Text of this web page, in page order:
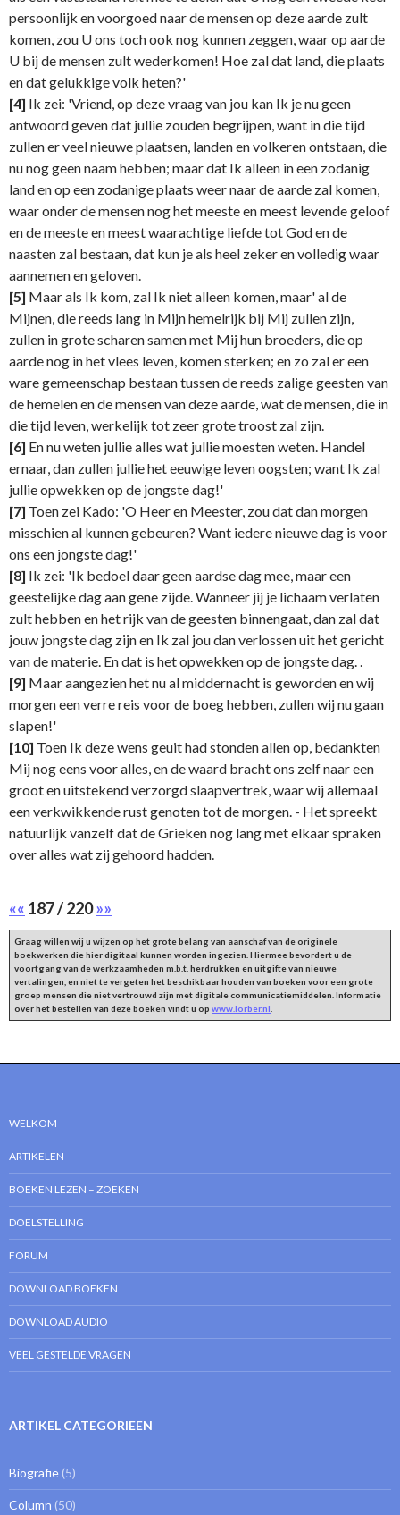
persoonlijk en voorgoed naar de mensen op deze aarde zult
komen, zou U ons toch ook nog kunnen zeggen, waar op aarde
U bij de mensen zult wederkomen! Hoe zal dat land, die plaats
en dat gelukkige volk heten?'
[4] Ik zei: 'Vriend, op deze vraag van jou kan Ik je nu geen
antwoord geven dat jullie zouden begrijpen, want in die tijd
zullen er veel nieuwe plaatsen, landen en volkeren ontstaan, die
nu nog geen naam hebben; maar dat Ik alleen in een zodanig
land en op een zodanige plaats weer naar de aarde zal komen,
waar onder de mensen nog het meeste en meest levende geloof
en de meeste en meest waarachtige liefde tot God en de
naasten zal bestaan, dat kun je als heel zeker en volledig waar
aannemen en geloven.
[5] Maar als Ik kom, zal Ik niet alleen komen, maar' al de
Mijnen, die reeds lang in Mijn hemelrijk bij Mij zullen zijn,
zullen in grote scharen samen met Mij hun broeders, die op
aarde nog in het vlees leven, komen sterken; en zo zal er een
ware gemeenschap bestaan tussen de reeds zalige geesten van
de hemelen en de mensen van deze aarde, wat de mensen, die in
die tijd leven, werkelijk tot zeer grote troost zal zijn.
[6] En nu weten jullie alles wat jullie moesten weten. Handel
ernaar, dan zullen jullie het eeuwige leven oogsten; want Ik zal
jullie opwekken op de jongste dag!'
[7] Toen zei Kado: 'O Heer en Meester, zou dat dan morgen
misschien al kunnen gebeuren? Want iedere nieuwe dag is voor
ons een jongste dag!'
[8] Ik zei: 'Ik bedoel daar geen aardse dag mee, maar een
geestelijke dag aan gene zijde. Wanneer jij je lichaam verlaten
zult hebben en het rijk van de geesten binnengaat, dan zal dat
jouw jongste dag zijn en Ik zal jou dan verlossen uit het gericht
van de materie. En dat is het opwekken op de jongste dag. .
[9] Maar aangezien het nu al middernacht is geworden en wij
morgen een verre reis voor de boeg hebben, zullen wij nu gaan
slapen!'
[10] Toen Ik deze wens geuit had stonden allen op, bedankten
Mij nog eens voor alles, en de waard bracht ons zelf naar een
groot en uitstekend verzorgd slaapvertrek, waar wij allemaal
een verkwikkende rust genoten tot de morgen. - Het spreekt
natuurlijk vanzelf dat de Grieken nog lang met elkaar spraken
over alles wat zij gehoord hadden.
«« 187 / 220»»
Graag willen wij u wijzen op het grote belang van aanschaf van de originele
boekwerken die hier digitaal kunnen worden ingezien. Hiermee bevordert u de
voortgang van de werkzaamheden m.b.t. herdrukken en uitgifte van nieuwe
vertalingen, en niet te vergeten het beschikbaar houden van boeken voor een grote
groep mensen die niet vertrouwd zijn met digitale communicatiemiddelen. Informatie
over het bestellen van deze boeken vindt u op www.lorber.nl
WELKOM
ARTIKELEN
BOEKEN LEZEN – ZOEKEN
DOELSTELLING
FORUM
DOWNLOAD BOEKEN
DOWNLOAD AUDIO
VEEL GESTELDE VRAGEN
ARTIKEL CATEGORIEEN
Biografie (5)
Column (50)